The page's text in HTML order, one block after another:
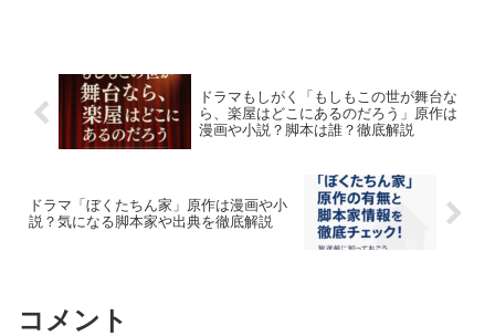
ドラマもしがく「もしもこの世が舞台な
ら、楽屋はどこにあるのだろう」原作は
漫画や小説？脚本は誰？徹底解説
ドラマ「ぼくたちん家」原作は漫画や小
説？気になる脚本家や出典を徹底解説
コメント